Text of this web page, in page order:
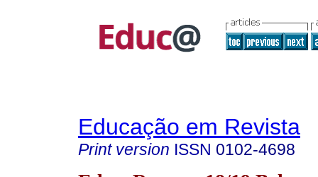
Educação em Revista
Print version ISSN 0102-4698